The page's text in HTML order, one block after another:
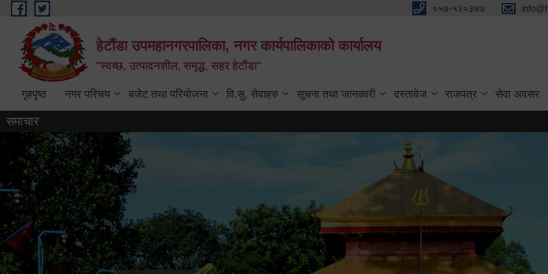
Skip to main content ०५७-५२०३७७
हेटौंडा उपमहानगरपालिका, नगर कार्यपालिकाको कार्यालय
"स्वच्छ, उत्पादनशील, समृद्ध, सहर हेटौंडा"
गृहपृष्ठ नगर परिचय बजेट तथा परियोजना वि.सु. सेवाहरु सूचना तथा जानकारी दस्तावेज राजपत्र सेवा अवसर
समाचार